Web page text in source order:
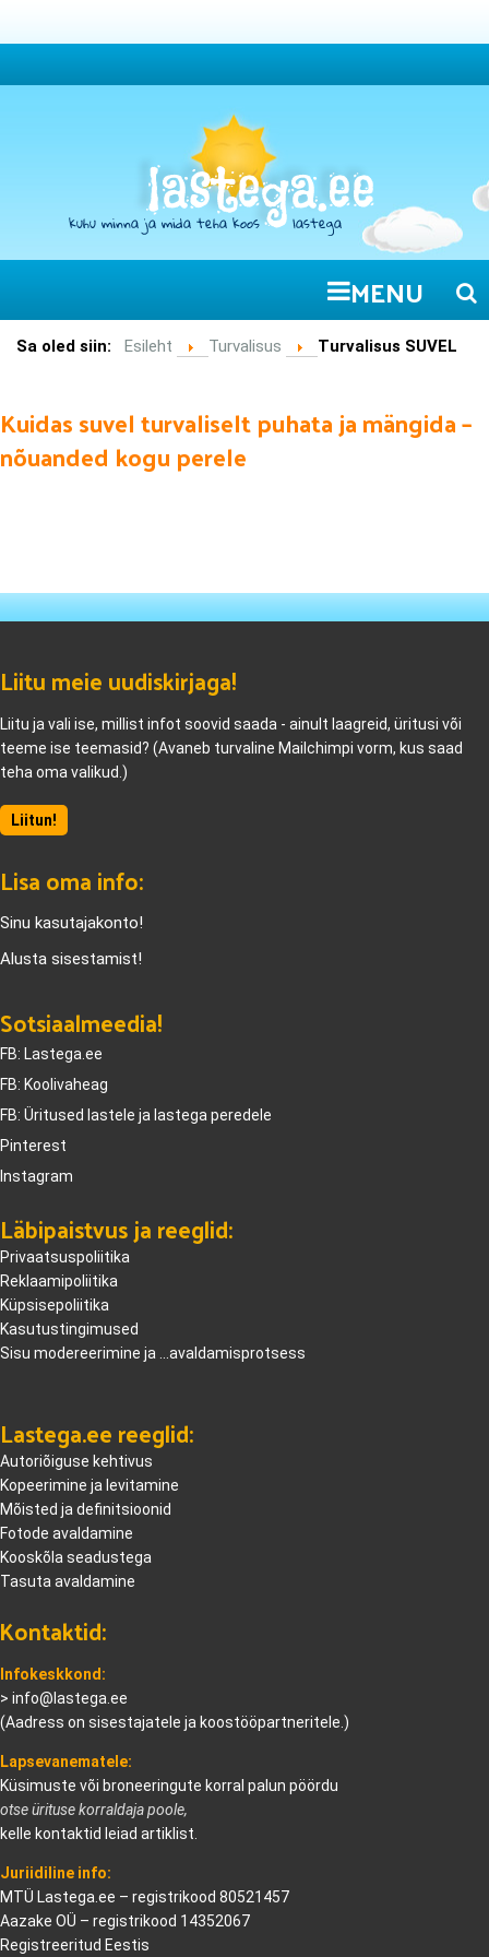
MENU
Sa oled siin: Esileht Turvalisus Turvalisus SUVEL
Kuidas suvel turvaliselt puhata ja mängida –
nõuanded kogu perele
Liitu meie uudiskirjaga!
Liitu ja vali ise, millist infot soovid saada - ainult laagreid, üritusi või
teeme ise teemasid? (Avaneb turvaline Mailchimpi vorm, kus saad
teha oma valikud.)
Liitun!
Lisa oma info:
Sinu kasutajakonto!
Alusta sisestamist!
Sotsiaalmeedia!
FB: Lastega.ee
FB: Koolivaheag
FB: Üritused lastele ja lastega peredele
Pinterest
Instagram
Läbipaistvus ja reeglid:
Privaatsuspoliitika
Reklaamipoliitika
Küpsisepoliitika
Kasutustingimused
Sisu modereerimine ja ...avaldamisprotsess
Lastega.ee reeglid:
Autoriõiguse kehtivus
Kopeerimine ja levitamine
Mõisted ja definitsioonid
Fotode avaldamine
Kooskõla seadustega
Tasuta avaldamine
Kontaktid:
Infokeskkond:
> info@lastega.ee
(Aadress on sisestajatele ja koostööpartneritele.)
Lapsevanematele:
Küsimuste või broneeringute korral palun pöördu
otse ürituse korraldaja poole,
kelle kontaktid leiad artiklist.
Juriidiline info:
MTÜ Lastega.ee – registrikood 80521457
Aazake OÜ – registrikood 14352067
Registreeritud Eestis